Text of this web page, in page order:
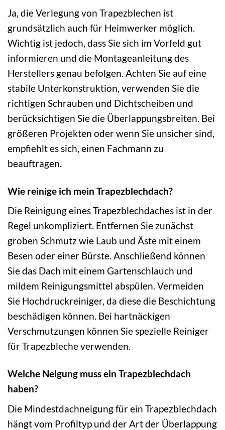
Ja, die Verlegung von Trapezblechen ist
grundsätzlich auch für Heimwerker möglich.
Wichtig ist jedoch, dass Sie sich im Vorfeld gut
informieren und die Montageanleitung des
Herstellers genau befolgen. Achten Sie auf eine
stabile Unterkonstruktion, verwenden Sie die
richtigen Schrauben und Dichtscheiben und
berücksichtigen Sie die Überlappungsbreiten. Bei
größeren Projekten oder wenn Sie unsicher sind,
empfiehlt es sich, einen Fachmann zu
beauftragen.
Wie reinige ich mein Trapezblechdach?
Die Reinigung eines Trapezblechdaches ist in der
Regel unkompliziert. Entfernen Sie zunächst
groben Schmutz wie Laub und Äste mit einem
Besen oder einer Bürste. Anschließend können
Sie das Dach mit einem Gartenschlauch und
mildem Reinigungsmittel abspülen. Vermeiden
Sie Hochdruckreiniger, da diese die Beschichtung
beschädigen können. Bei hartnäckigen
Verschmutzungen können Sie spezielle Reiniger
für Trapezbleche verwenden.
Welche Neigung muss ein Trapezblechdach
haben?
Die Mindestdachneigung für ein Trapezblechdach
hängt vom Profiltyp und der Art der Überlappung